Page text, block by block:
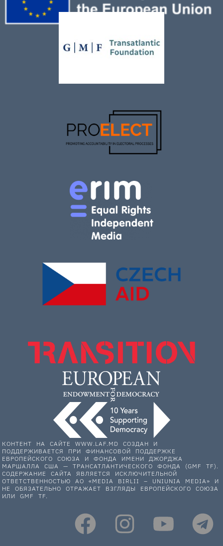
КОНТЕНТ НА САЙТЕ WWW.LAF.MD СОЗДАН И
ПОДДЕРЖИВАЕТСЯ ПРИ ФИНАНСОВОЙ ПОДДЕРЖКЕ
ЕВРОПЕЙСКОГО СОЮЗА И ФОНДА ИМЕНИ ДЖОРДЖА
МАРШАЛЛА США — ТРАНСАТЛАНТИЧЕСКОГО ФОНДА (GMF TF).
СОДЕРЖАНИЕ САЙТА ЯВЛЯЕТСЯ ИСКЛЮЧИТЕЛЬНОЙ
ОТВЕТСТВЕННОСТЬЮ АО «MEDIA BIRLII – UNIUNIA MEDIA» И
НЕ ОБЯЗАТЕЛЬНО ОТРАЖАЕТ ВЗГЛЯДЫ ЕВРОПЕЙСКОГО СОЮЗА
ИЛИ GMF TF.